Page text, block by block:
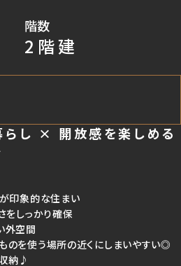
し × 開放感を楽しめる
印象的な住まい
をしっかり確保
外空間
を使う場所の近くにしまいやすい◎
納♪
階数
2階建